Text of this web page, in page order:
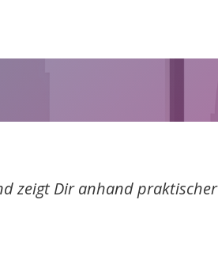
zeigt Dir anhand praktischer